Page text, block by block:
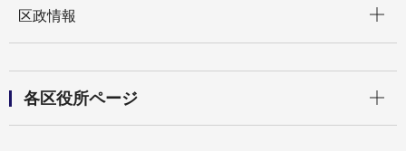
区政情報
各区役所ページ